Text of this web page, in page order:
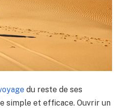
du reste de ses
simple et efficace. Ouvrir un